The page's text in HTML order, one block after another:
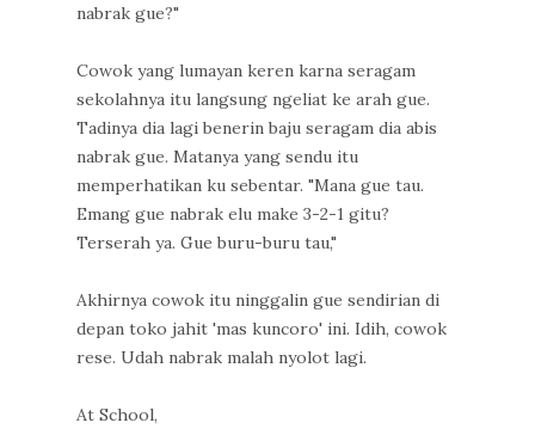
nabrak gue?"
Cowok yang lumayan keren karna seragam
sekolahnya itu langsung ngeliat ke arah gue.
Tadinya dia lagi benerin baju seragam dia abis
nabrak gue. Matanya yang sendu itu
memperhatikan ku sebentar. "Mana gue tau.
Emang gue nabrak elu make 3-2-1 gitu?
Terserah ya. Gue buru-buru tau,"
Akhirnya cowok itu ninggalin gue sendirian di
depan toko jahit 'mas kuncoro' ini. Idih, cowok
rese. Udah nabrak malah nyolot lagi.
At School,